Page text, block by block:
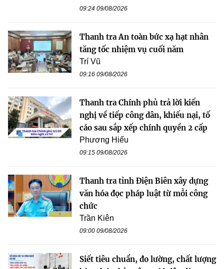
09:24 09/08/2026
Thanh tra An toàn bức xạ hạt nhân
tăng tốc nhiệm vụ cuối năm
Trí Vũ
09:16 09/08/2026
Thanh tra Chính phủ trả lời kiến
nghị về tiếp công dân, khiếu nại, tố
cáo sau sắp xếp chính quyền 2 cấp
Phương Hiếu
09:15 09/08/2026
Thanh tra tỉnh Điện Biên xây dựng
văn hóa đọc pháp luật từ mỗi công
chức
Trần Kiên
09:00 09/08/2026
Siết tiêu chuẩn, đo lường, chất lượng